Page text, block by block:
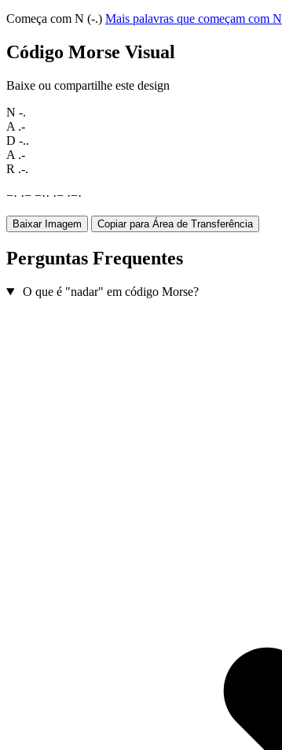
Começa com N (-.) Mais palavras que começam com N
Código Morse Visual
Baixe ou compartilhe este design
N -.
A .-
D -..
A .-
R .-.
−· ·− −·· ·− ·−·
Baixar Imagem Copiar para Área de Transferência
Perguntas Frequentes
O que é "nadar" em código Morse?